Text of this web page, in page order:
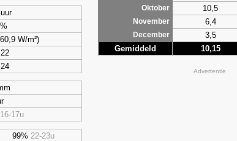
W/m²)
16-17u
99% 22-23u
Oktober 10,5
November
6,4
December
3,5
Gemiddeld 10,15
Advertentie